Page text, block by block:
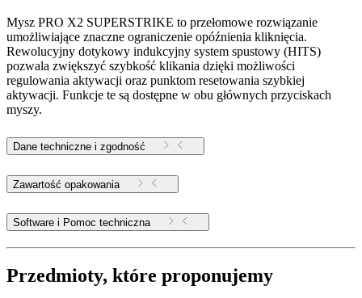
Mysz PRO X2 SUPERSTRIKE to przełomowe rozwiązanie
umożliwiające znaczne ograniczenie opóźnienia kliknięcia.
Rewolucyjny dotykowy indukcyjny system spustowy (HITS)
pozwala zwiększyć szybkość klikania dzięki możliwości
regulowania aktywacji oraz punktom resetowania szybkiej
aktywacji. Funkcje te są dostępne w obu głównych przyciskach
myszy.
Dane techniczne i zgodność
Zawartość opakowania
Software i Pomoc techniczna
Przedmioty, które proponujemy